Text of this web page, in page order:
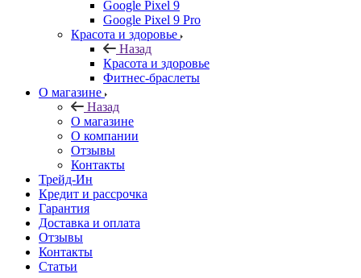
Google Pixel 9
Google Pixel 9 Pro
Красота и здоровье
Назад
Красота и здоровье
Фитнес-браслеты
О магазине
Назад
О магазине
О компании
Отзывы
Контакты
Трейд-Ин
Кредит и рассрочка
Гарантия
Доставка и оплата
Отзывы
Контакты
Статьи